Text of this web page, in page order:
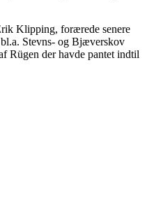
Klipping, forærede senere
bl.a. Stevns- og Bjæverskov
Rügen der havde pantet indtil